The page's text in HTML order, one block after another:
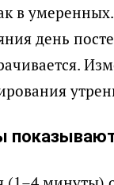
в
день